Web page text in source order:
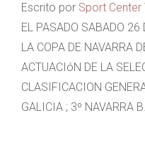
Escrito por Sport Center
EL PASADO SABADO 26
LA COPA DE NAVARRA
ACTUACIóN DE LA
CLASIFICACION
GALICIA ; 3º NAVARRA B.